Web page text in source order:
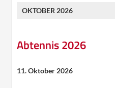
OKTOBER 2026
Abtennis 2026
11. Oktober 2026